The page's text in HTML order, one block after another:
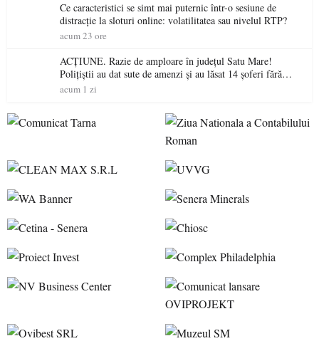
Ce caracteristici se simt mai puternic într-o sesiune de
distracție la sloturi online: volatilitatea sau nivelul RTP?
acum 23 ore
ACȚIUNE. Razie de amploare în județul Satu Mare!
Polițiștii au dat sute de amenzi și au lăsat 14 șoferi fără
permis într-o singură zi
acum 1 zi